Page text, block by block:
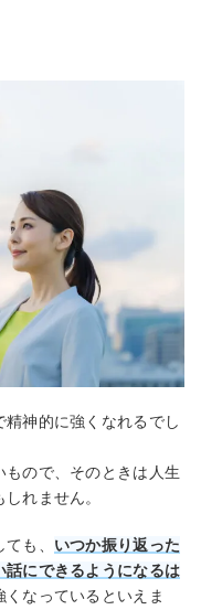
神的に強くなれるでし
ので、そのときは人生
れません。
も、 いつか振り返った
話にできるようになるは
なっているといえま